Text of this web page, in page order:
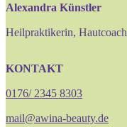
Alexandra Künstler
Heilpraktikerin, Hautcoach
KONTAKT
0176/ 2345 8303
mail@awina-beauty.de